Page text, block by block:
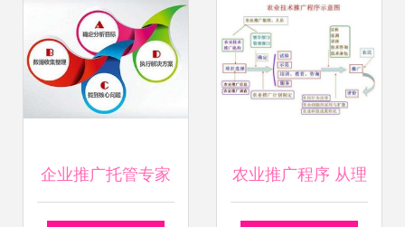
企业推广托管专家 农业推广程序 从理